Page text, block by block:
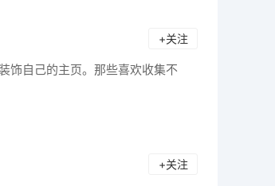
+关注
饰自己的主页。那些喜欢收集不
+关注